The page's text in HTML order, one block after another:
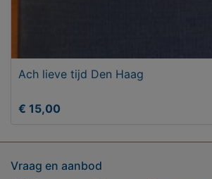
Ach lieve tijd Den Haag
€ 15,00
Vraag en aanbod